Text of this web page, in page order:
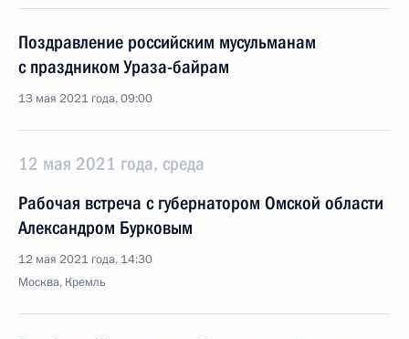
Поздравление российским мусульманам
с праздником Ураза-байрам
13 мая 2021 года, 09:00
12 мая 2021 года, среда
Рабочая встреча с губернатором Омской области
Александром Бурковым
12 мая 2021 года, 14:30
Москва, Кремль